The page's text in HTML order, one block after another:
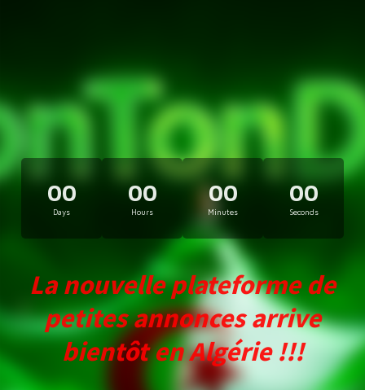
00
Days
00
Hours
00
Minutes
00
Seconds
La nouvelle plateforme de
petites annonces arrive
bientôt en Algérie !!!